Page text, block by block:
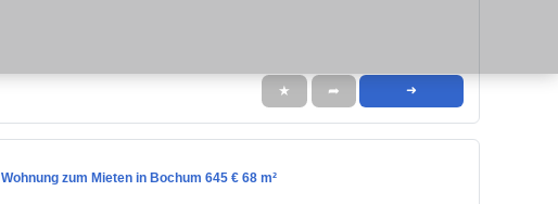
★ ➦ ➜
Wohnung zum Mieten in Bochum 645 € 68 m²